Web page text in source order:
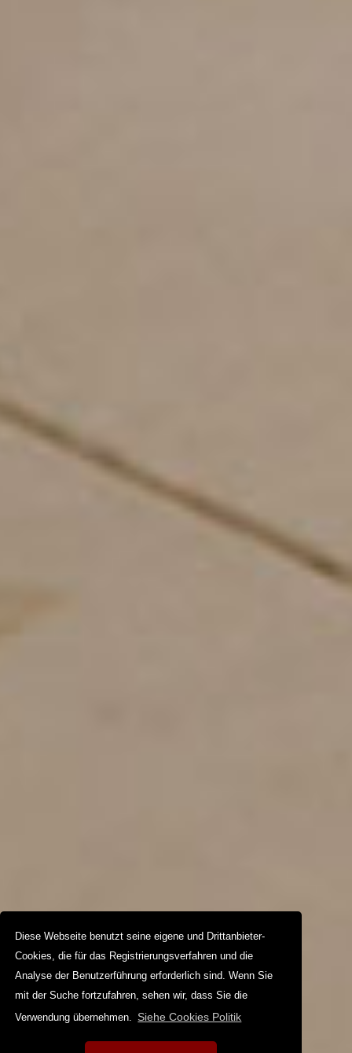
Diese Webseite benutzt seine eigene und Drittanbieter-
Cookies, die für das Registrierungsverfahren und die
Analyse der Benutzerführung erforderlich sind. Wenn Sie
mit der Suche fortzufahren, sehen wir, dass Sie die
Verwendung übernehmen. Siehe Cookies Politik